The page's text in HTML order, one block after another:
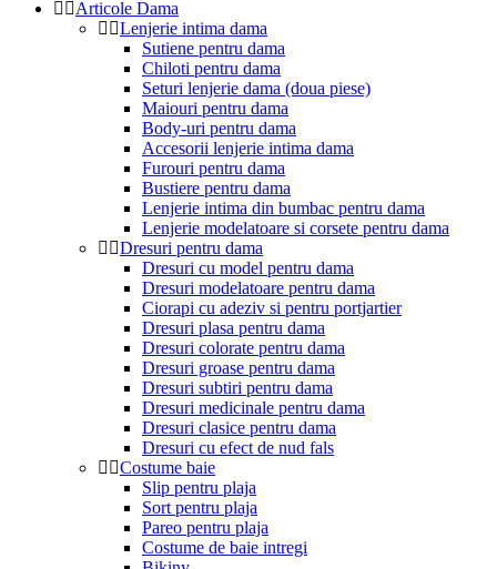
Articole Dama
Lenjerie intima dama
Sutiene pentru dama
Chiloti pentru dama
Seturi lenjerie dama (doua piese)
Maiouri pentru dama
Body-uri pentru dama
Accesorii lenjerie intima dama
Furouri pentru dama
Bustiere pentru dama
Lenjerie intima din bumbac pentru dama
Lenjerie modelatoare si corsete pentru dama
Dresuri pentru dama
Dresuri cu model pentru dama
Dresuri modelatoare pentru dama
Ciorapi cu adeziv si pentru portjartier
Dresuri plasa pentru dama
Dresuri colorate pentru dama
Dresuri groase pentru dama
Dresuri subtiri pentru dama
Dresuri medicinale pentru dama
Dresuri clasice pentru dama
Dresuri cu efect de nud fals
Costume baie
Slip pentru plaja
Sort pentru plaja
Pareo pentru plaja
Costume de baie intregi